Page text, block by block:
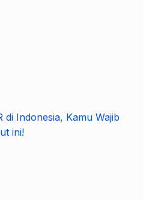
di Indonesia, Kamu Wajib
ini!